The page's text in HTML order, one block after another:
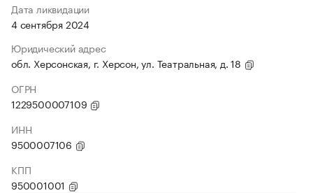
Дата ликвидации
4 сентября 2024
Юридический адрес
обл. Херсонская, г. Херсон, ул. Театральная, д. 18
ОГРН
1229500007109
ИНН
9500007106
КПП
950001001